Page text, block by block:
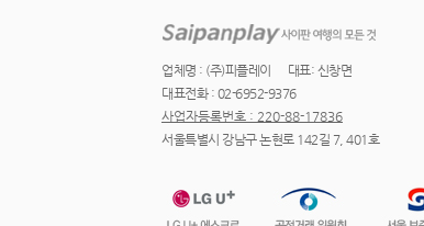
업체명 : (주)피플레이
대표: 신창면
대표전화 : 02-6952-9376
사업자등록번호 : 220-88-17836
서울특별시 강남구 논현로 142길 7, 401호